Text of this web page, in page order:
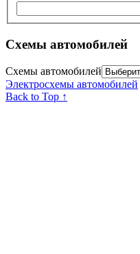
Схемы автомобилей
Схемы автомобилей
Электросхемы автомобилей
Back to Top ↑